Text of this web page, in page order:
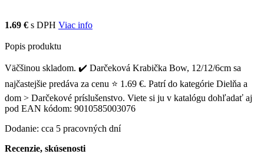
1.69 € s DPH Viac info
Popis produktu
Väčšinou skladom. ✔️ Darčeková Krabička Bow, 12/12/6cm sa
najčastejšie predáva za cenu ⭐ 1.69 €. Patrí do kategórie Dielňa a
dom > Darčekové príslušenstvo. Viete si ju v katalógu dohľadať aj
pod EAN kódom: 9010585003076
Dodanie: cca 5 pracovných dní
Recenzie, skúsenosti